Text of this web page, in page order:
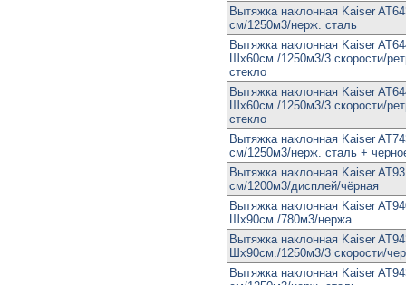
Вытяжка наклонная Kaiser
см/1250м3/нерж. сталь
Вытяжка наклонная Kaiser
Шx60см./1250м3/3 скорости/
стекло
Вытяжка наклонная Kaiser
Шx60см./1250м3/3 скорости/
стекло
Вытяжка наклонная Kaiser
см/1250м3/нерж. сталь +
Вытяжка наклонная Kaiser
см/1200м3/дисплей/чёрная
Вытяжка наклонная Kaiser
Шx90см./780м3/нержа
Вытяжка наклонная Kaiser
Шx90см./1250м3/3 скорости/
Вытяжка наклонная Kaiser